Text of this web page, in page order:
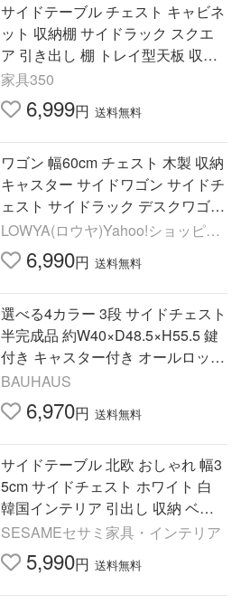
サイドテーブル チェスト キャビネ
ット 収納棚 サイドラック スクエ
ア 引き出し 棚 トレイ型天板 収納
付き ナイト ミニ 幅35 ベッドサイ
ド ソファサイド
家具350
6,999円 送料無料
ワゴン 幅60cm チェスト 木製 収納
キャスター サイドワゴン サイドチ
ェスト サイドラック デスクワゴン
収納チェスト オープン ナチュラル
隙間
LOWYA(ロウヤ)Yahoo!ショッピン
グ店6,990円 送料無料
選べる4カラー 3段 サイドチェスト
半完成品 約W40×D48.5×H55.5 鍵
付き キャスター付き オールロック
サイドキャビネット サイドワゴン
デスクワゴン チェスト
BAUHAUS
6,970円 送料無料
サイドテーブル 北欧 おしゃれ 幅3
5cm サイドチェスト ホワイト 白
韓国インテリア 引出し 収納 ベッ
ドサイド 寝室 ソファ リビング ミ
ニ neine/NIN60-35T
SESAMEセサミ家具・インテリア
5,990円 送料無料